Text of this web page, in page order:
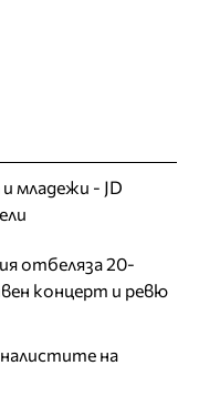
младежи - JD
отбеляза 20-
концерт и ревю
на